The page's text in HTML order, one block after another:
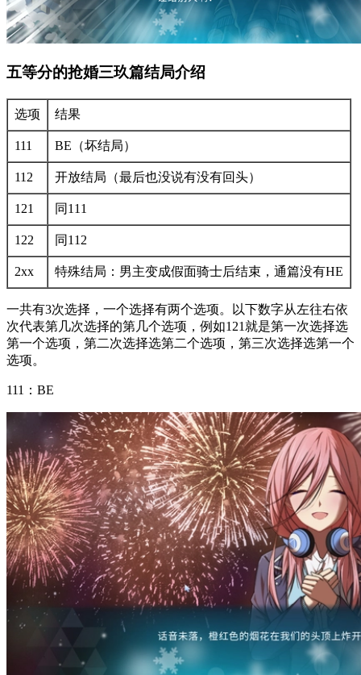
五等分的抢婚三玖篇结局介绍
选项 结果
111 BE（坏结局）
112 开放结局（最后也没说有没有回头）
121 同111
122 同112
2xx 特殊结局：男主变成假面骑士后结束，通篇没有HE
一共有3次选择，一个选择有两个选项。以下数字从左往右依
次代表第几次选择的第几个选项，例如121就是第一次选择选
第一个选项，第二次选择选第二个选项，第三次选择选第一个
选项。
111：BE